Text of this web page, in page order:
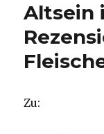
Altsein
Zu: